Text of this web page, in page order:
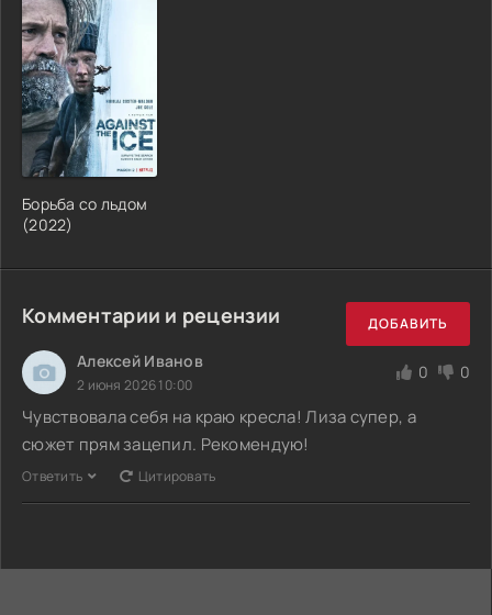
Борьба со льдом
(2022)
Комментарии и рецензии ДОБАВИТЬ
Алексей Иванов
2 июня 2026 10:00
0 0
Чувствовала себя на краю кресла! Лиза супер, а
сюжет прям зацепил. Рекомендую!
Ответить Цитировать